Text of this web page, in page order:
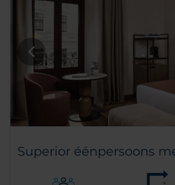
Superior éénpersoons